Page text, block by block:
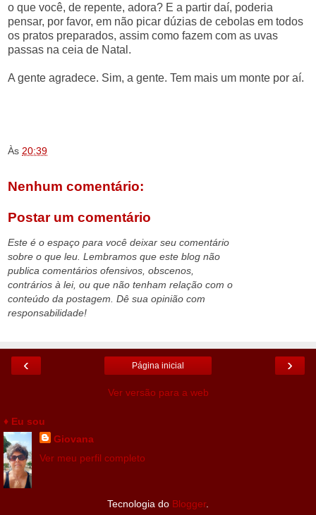
o que você, de repente, adora? E a partir daí, poderia
pensar, por favor, em não picar dúzias de cebolas em todos
os pratos preparados, assim como fazem com as uvas
passas na ceia de Natal.
A gente agradece. Sim, a gente. Tem mais um monte por aí.
Às 20:39
Nenhum comentário:
Postar um comentário
Este é o espaço para você deixar seu comentário
sobre o que leu. Lembramos que este blog não
publica comentários ofensivos, obscenos,
contrários à lei, ou que não tenham relação com o
conteúdo da postagem. Dê sua opinião com
responsabilidade!
‹ ›
Página inicial
Ver versão para a web
♦ Eu sou
Giovana
Ver meu perfil completo
Tecnologia do Blogger.